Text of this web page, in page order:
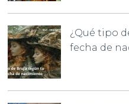
¿Qué tipo
fecha de